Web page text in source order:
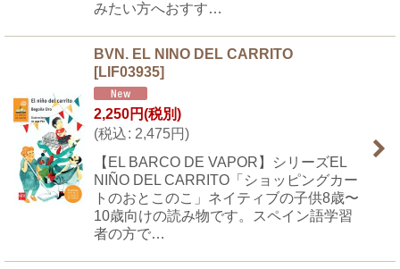
みたい方へおすす…
BVN. EL NINO DEL CARRITO
[LIF03935]
2,250円(税別)
(税込: 2,475円)
【EL BARCO DE VAPOR】シリーズEL
NIÑO DEL CARRITO「ショッピングカー
トのおとこのこ」ネイティブの子供8歳〜
10歳向けの読み物です。スペイン語学習
者の方で…